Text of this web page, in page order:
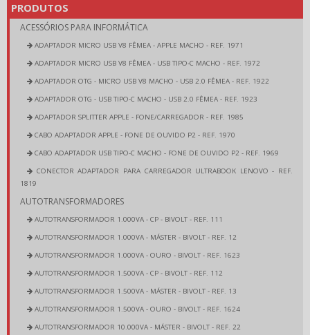
PRODUTOS
ACESSÓRIOS PARA INFORMÁTICA
ADAPTADOR MICRO USB V8 FÊMEA - APPLE MACHO - REF. 1971
ADAPTADOR MICRO USB V8 FÊMEA - USB TIPO-C MACHO - REF. 1972
ADAPTADOR OTG - MICRO USB V8 MACHO - USB 2.0 FÊMEA - REF. 1922
ADAPTADOR OTG - USB TIPO-C MACHO - USB 2.0 FÊMEA - REF. 1923
ADAPTADOR SPLITTER APPLE - FONE/CARREGADOR - REF. 1985
CABO ADAPTADOR APPLE - FONE DE OUVIDO P2 - REF. 1970
CABO ADAPTADOR USB TIPO-C MACHO - FONE DE OUVIDO P2 - REF. 1969
CONECTOR ADAPTADOR PARA CARREGADOR ULTRABOOK LENOVO - REF.
1819
AUTOTRANSFORMADORES
AUTOTRANSFORMADOR 1.000VA - CP - BIVOLT - REF. 111
AUTOTRANSFORMADOR 1.000VA - MÁSTER - BIVOLT - REF. 12
AUTOTRANSFORMADOR 1.000VA - OURO - BIVOLT - REF. 1623
AUTOTRANSFORMADOR 1.500VA - CP - BIVOLT - REF. 112
AUTOTRANSFORMADOR 1.500VA - MÁSTER - BIVOLT - REF. 13
AUTOTRANSFORMADOR 1.500VA - OURO - BIVOLT - REF. 1624
AUTOTRANSFORMADOR 10.000VA - MÁSTER - BIVOLT - REF. 22